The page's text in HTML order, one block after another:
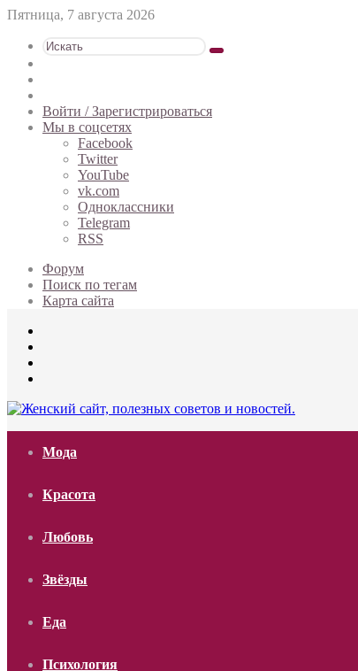
Пятница, 7 августа 2026
Искать
статья
Войти / Зарегистрироваться
Мы в соцсетях
Facebook
Twitter
YouTube
vk.com
Одноклассники
Telegram
RSS
Форум
Поиск по тегам
Карта сайта
Мода
Красота
Любовь
Звёзды
Еда
Психология